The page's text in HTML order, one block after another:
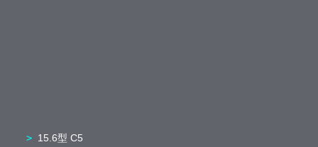
15.6型 C5